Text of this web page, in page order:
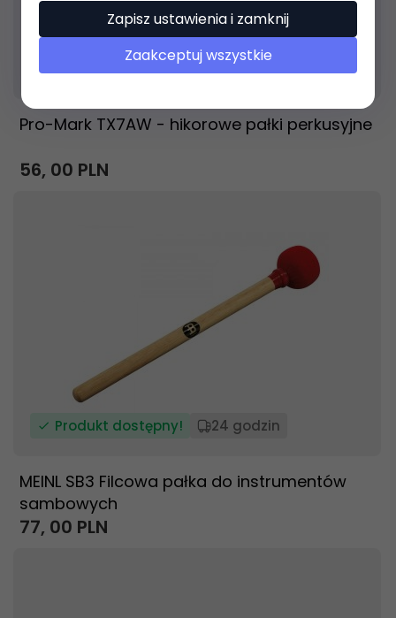
Produkt dostępny! 24 godziny
Pro-Mark TX7AW - hikorowe pałki perkusyjne
56, 00 PLN
Produkt dostępny! 24 godzin
MEINL SB3 Filcowa pałka do instrumentów
sambowych
77, 00 PLN
Zapisz ustawienia i zamknij
Zaakceptuj wszystkie